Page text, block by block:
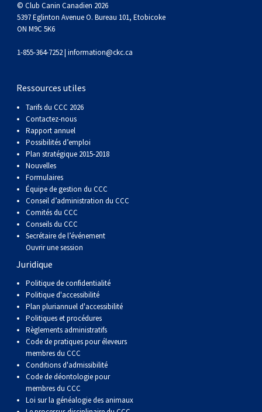
© Club Canin Canadien 2026
5397 Eglinton Avenue O. Bureau 101, Etobicoke
ON M9C 5K6
1-855-364-7252 | information@ckc.ca
Ressources utiles
Tarifs du CCC 2026
Contactez-nous
Rapport annuel
Possibilités d’emploi
Plan stratégique 2015-2018
Nouvelles
Formulaires
Équipe de gestion du CCC
Conseil d’administration du CCC
Comités du CCC
Conseils du CCC
Secrétaire de l’événement
Ouvrir une session
Juridique
Politique de confidentialité
Politique d'accessibilité
Plan pluriannuel d'accessibilité
Politiques et procédures
Règlements administratifs
Code de pratiques pour éleveurs
membres du CCC
Conditions d'admissibilité
Code de déontologie pour
membres du CCC
Loi sur la généalogie des animaux